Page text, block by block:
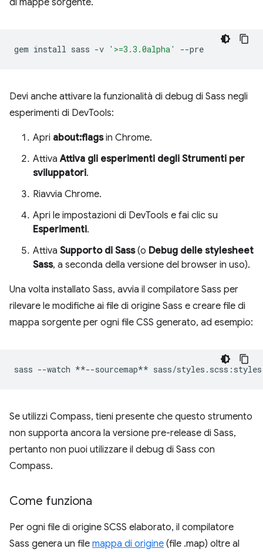
gem install sass -v '>=3.3.0alpha'
Devi anche attivare la funzionalità di debug di Sass negli
esperimenti di DevTools:
Apri about:flagsin Chrome.
AttivaAttiva gli esperimenti degli Strumenti per
sviluppatori.
Riavvia Chrome.
Apri le impostazioni di DevTools e fai clic su
Esperimenti.
Attiva Supporto di Sass(o Debug delle stylesheet
Sass, a seconda della versione del browser in uso).
Una volta installato Sass, avvia il compilatore Sass per
rilevare le modifiche ai file di origine Sass e creare file di
mappa sorgente per ogni file CSS generato, ad esempio:
sass --watch **--sourcemap**
Se utilizzi Compass, tieni presente che questo strumento
non supporta ancora la versione pre-release di Sass,
pertanto non puoi utilizzare il debug di Sass con
Compass.
Come funziona
Per ogni file di origine SCSS elaborato, il compilatore
Sass genera un file mappa di origine (file .map) oltre al